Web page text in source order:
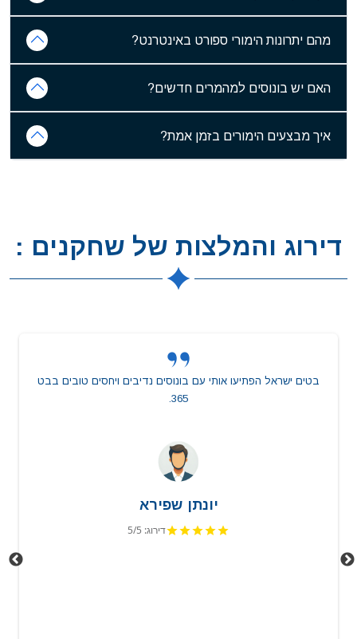
מהם יתרונות הימורי ספורט באינטרנט?
האם יש בונוסים למהמרים חדשים?
איך מבצעים הימורים בזמן אמת?
דירוג והמלצות של שחקנים :
בטים ישראל הפתיעו אותי עם בונוסים נדיבים ויחסים טובים בבט
365.
יונתן שפירא
דירוג: 5/5